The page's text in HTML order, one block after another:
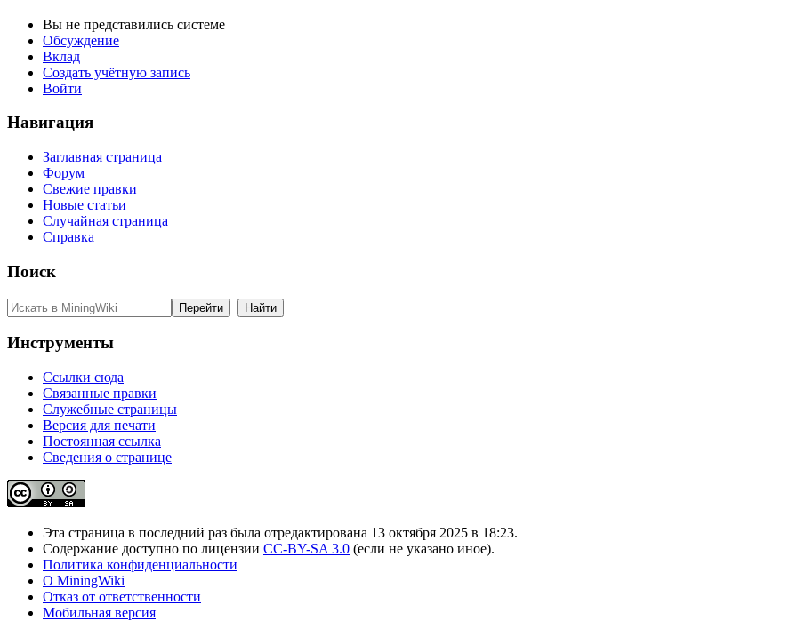
Вы не представились системе
Обсуждение
Вклад
Создать учётную запись
Войти
Навигация
Заглавная страница
Форум
Свежие правки
Новые статьи
Случайная страница
Справка
Поиск
Инструменты
Ссылки сюда
Связанные правки
Служебные страницы
Версия для печати
Постоянная ссылка
Сведения о странице
Эта страница в последний раз была отредактирована 13 октября 2025 в 18:23.
Содержание доступно по лицензии CC-BY-SA 3.0 (если не указано иное).
Политика конфиденциальности
О MiningWiki
Отказ от ответственности
Мобильная версия